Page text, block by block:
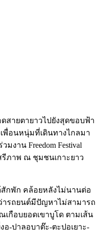
สายตายาวไปยังสุดขอบฟ้า
พื่อนหนุ่มที่เดินทางไกลมา
งาน Freedom Festival
รีภาพ ณ ชุมชนเกาะยาว
สักพัก คล้อยหลังไม่นานต่อ
รถยนต์มีปัญหาไม่สามารถ
เกือบยอดเขาบูโด ตามเส้น
อ-ปาลอบาต๊ะ-ตะปอเยาะ-